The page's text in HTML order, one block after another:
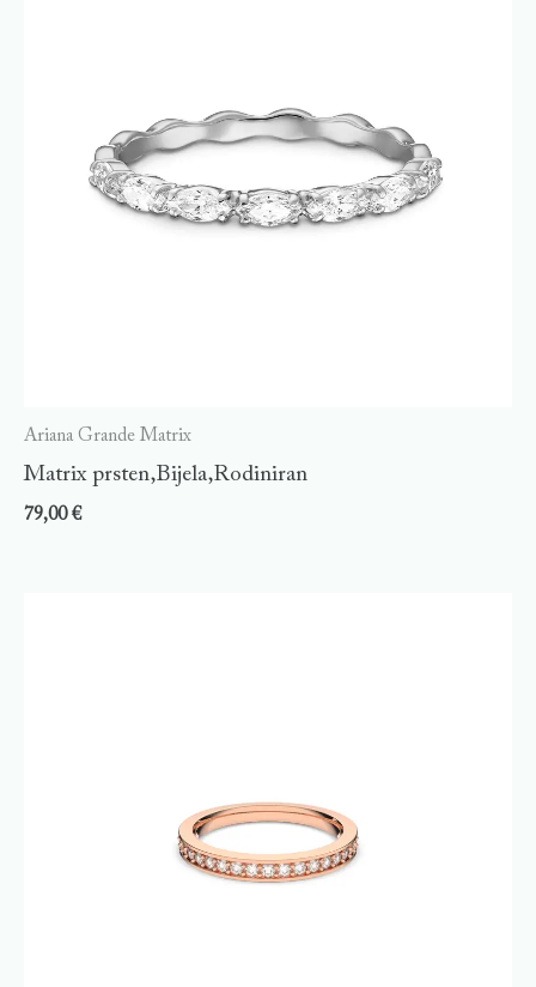
Ariana Grande Matrix
Matrix prsten,Bijela,Rodiniran
79,00€